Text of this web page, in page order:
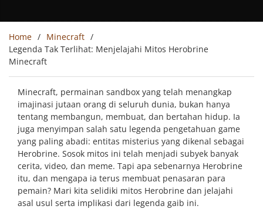
Home
Minecraft
Legenda Tak Terlihat: Menjelajahi Mitos Herobrine
Minecraft
Minecraft, permainan sandbox yang telah menangkap
imajinasi jutaan orang di seluruh dunia, bukan hanya
tentang membangun, membuat, dan bertahan hidup. Ia
juga menyimpan salah satu legenda pengetahuan game
yang paling abadi: entitas misterius yang dikenal sebagai
Herobrine. Sosok mitos ini telah menjadi subyek banyak
cerita, video, dan meme. Tapi apa sebenarnya Herobrine
itu, dan mengapa ia terus membuat penasaran para
pemain? Mari kita selidiki mitos Herobrine dan jelajahi
asal usul serta implikasi dari legenda gaib ini.